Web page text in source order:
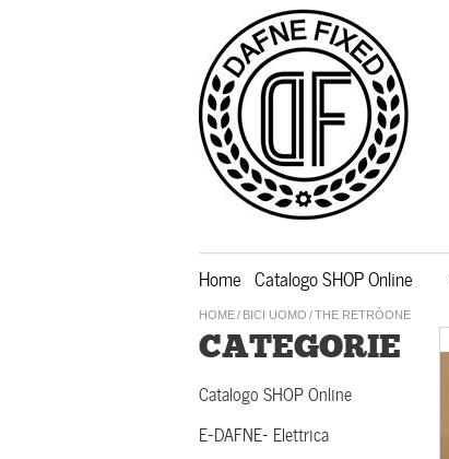
Home Catalogo SHOP Online
HOME/ BICI UOMO /THE RETRÒONE
CATEGORIE
Catalogo SHOP Online
E-DAFNE- Elettrica